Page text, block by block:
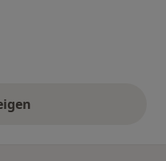
Stellungnahmen